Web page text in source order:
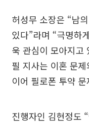
허성무 소장은 “남
있다”라며 “극명하
욱 관심이 모아지고
필 지사는 이혼 문
이어 필로폰 투약
진행자인 김현정도